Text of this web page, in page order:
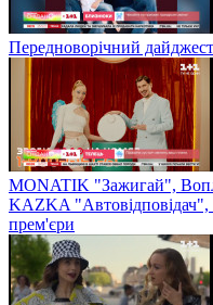
Передноворічний
MONATIK "Зажигай",
KAZKA
прем'єри